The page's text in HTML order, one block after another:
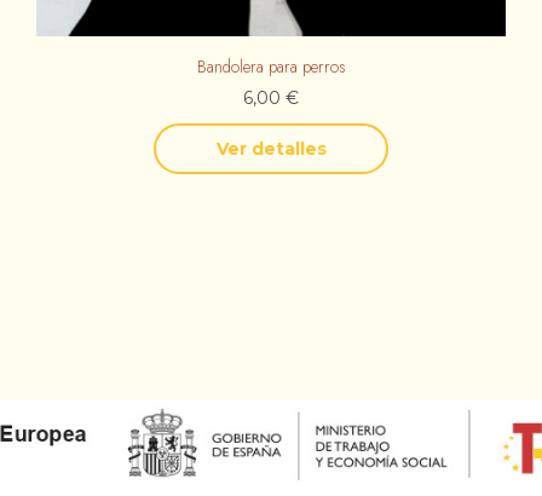
Bandolera para perros
6,00 €
Ver detalles